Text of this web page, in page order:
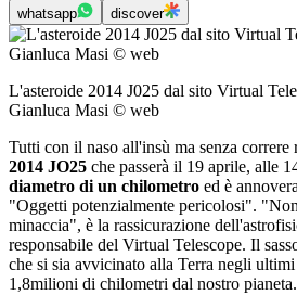
whatsapp discover
L'asteroide 2014 J025 dal sito Virtual
Gianluca Masi © web
Tutti con il naso all'insù ma senza correre
2014 JO25 che passerà il 19 aprile, alle
diametro di un chilometro ed è
"Oggetti potenzialmente pericolosi".
minaccia", è la rassicurazione
responsabile del Virtual Telescope. Il
che si sia avvicinato alla Terra negli ultimi
1,8milioni di chilometri dal nostro pianeta.